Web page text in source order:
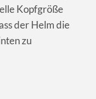
Kopfgröße
der Helm die
zu